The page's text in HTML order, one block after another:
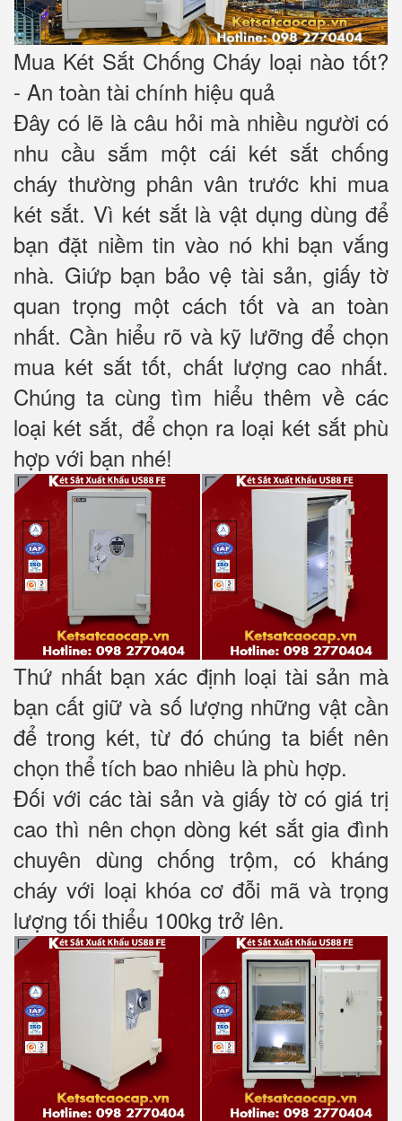
Mua Két Sắt Chống Cháy loại nào tốt?
- An toàn tài chính hiệu quả
Đây có lẽ là câu hỏi mà nhiều người có
nhu cầu sắm một cái két sắt chống
cháy thường phân vân trước khi mua
két sắt. Vì két sắt là vật dụng dùng để
bạn đặt niềm tin vào nó khi bạn vắng
nhà. Giứp bạn bảo vệ tài sản, giấy tờ
quan trọng một cách tốt và an toàn
nhất. Cần hiểu rõ và kỹ lưỡng để chọn
mua két sắt tốt, chất lượng cao nhất.
Chúng ta cùng tìm hiểu thêm về các
loại két sắt, để chọn ra loại két sắt phù
hợp với bạn nhé!
Thứ nhất bạn xác định loại tài sản mà
bạn cất giữ và số lượng những vật cần
để trong két, từ đó chúng ta biết nên
chọn thể tích bao nhiêu là phù hợp.
Đối với các tài sản và giấy tờ có giá trị
cao thì nên chọn dòng két sắt gia đình
chuyên dùng chống trộm, có kháng
cháy với loại khóa cơ đỗi mã và trọng
lượng tối thiểu 100kg trở lên.